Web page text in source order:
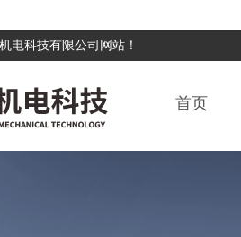
电科技有限公司网站！
首页